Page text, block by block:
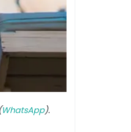
WhatsApp).